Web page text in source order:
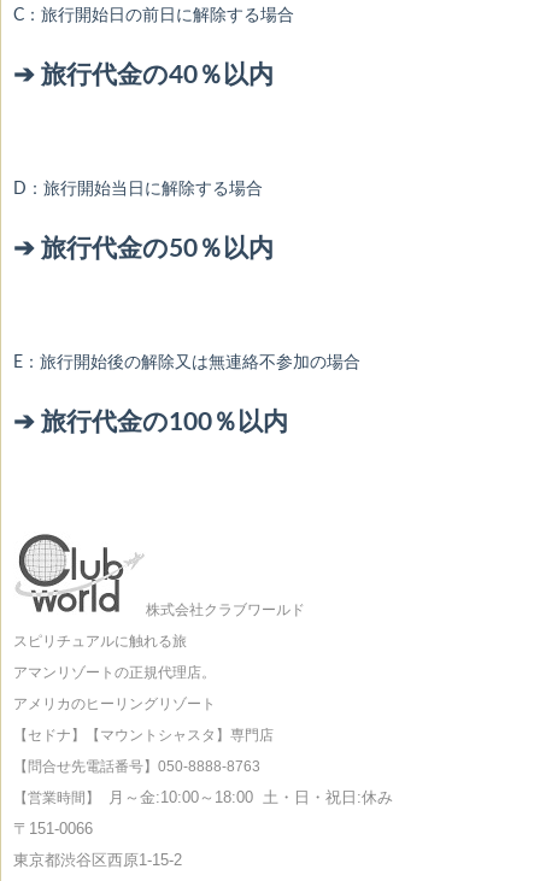
C：旅行開始日の前日に解除する場合
➔ 旅行代金の40％以内
D：旅行開始当日に解除する場合
➔ 旅行代金の50％以内
E：旅行開始後の解除又は無連絡不参加の場合
➔ 旅行代金の100％以内
株式会社クラブワールド
スピリチュアルに触れる旅
アマンリゾートの正規代理店。
アメリカのヒーリングリゾート
【セドナ】【マウントシャスタ】専門店
【問合せ先電話番号】050-8888-8763
【営業時間】
月～金:10:00～18:00 土・日・祝日:休み
〒151-0066
東京都渋谷区西原1-15-2